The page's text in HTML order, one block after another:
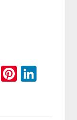
Twitter